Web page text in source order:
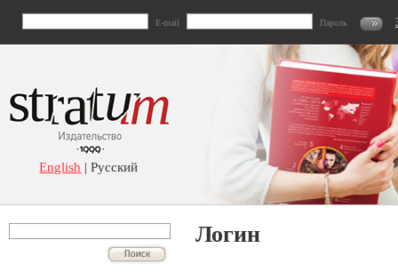
E-mail Пароль
English | Русский
Логин